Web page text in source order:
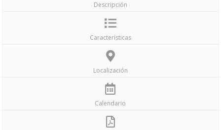
Descripción
Características
Localización
Calendario